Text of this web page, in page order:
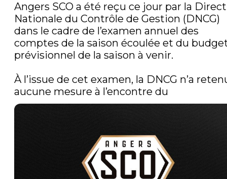
Angers SCO a été reçu ce jour par la
Nationale du Contrôle de Gestion (DNCG)
dans le cadre de l’examen annuel des
comptes de la saison écoulée et du
prévisionnel de la saison à venir.
À l’issue de cet examen, la DNCG n’a
aucune mesure à l’encontre du